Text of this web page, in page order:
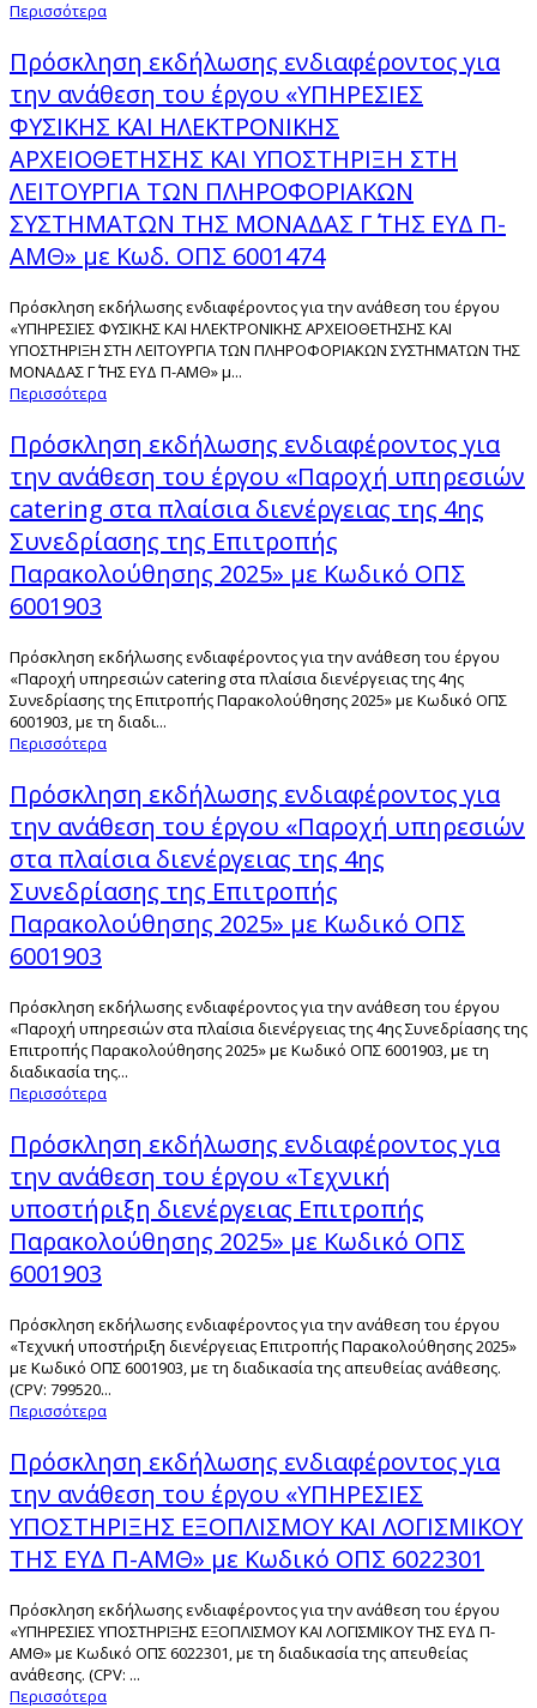
Περισσότερα
Πρόσκληση εκδήλωσης ενδιαφέροντος για
την ανάθεση του έργου «ΥΠΗΡΕΣΙΕΣ
ΦΥΣΙΚΗΣ ΚΑΙ ΗΛΕΚΤΡΟΝΙΚΗΣ
ΑΡΧΕΙΟΘΕΤΗΣΗΣ ΚΑΙ ΥΠΟΣΤΗΡΙΞΗ ΣΤΗ
ΛΕΙΤΟΥΡΓΙΑ ΤΩΝ ΠΛΗΡΟΦΟΡΙΑΚΩΝ
ΣΥΣΤΗΜΑΤΩΝ ΤΗΣ ΜΟΝΑΔΑΣ Γ΄ ΤΗΣ ΕΥΔ Π-
ΑΜΘ» με Κωδ. ΟΠΣ 6001474
Πρόσκληση εκδήλωσης ενδιαφέροντος για την ανάθεση του έργου
«ΥΠΗΡΕΣΙΕΣ ΦΥΣΙΚΗΣ ΚΑΙ ΗΛΕΚΤΡΟΝΙΚΗΣ ΑΡΧΕΙΟΘΕΤΗΣΗΣ ΚΑΙ
ΥΠΟΣΤΗΡΙΞΗ ΣΤΗ ΛΕΙΤΟΥΡΓΙΑ ΤΩΝ ΠΛΗΡΟΦΟΡΙΑΚΩΝ ΣΥΣΤΗΜΑΤΩΝ ΤΗΣ
ΜΟΝΑΔΑΣ Γ΄ ΤΗΣ ΕΥΔ Π-ΑΜΘ» μ...
Περισσότερα
Πρόσκληση εκδήλωσης ενδιαφέροντος για
την ανάθεση του έργου «Παροχή υπηρεσιών
catering στα πλαίσια διενέργειας της 4ης
Συνεδρίασης της Επιτροπής
Παρακολούθησης 2025» με Κωδικό ΟΠΣ
6001903
Πρόσκληση εκδήλωσης ενδιαφέροντος για την ανάθεση του έργου
«Παροχή υπηρεσιών catering στα πλαίσια διενέργειας της 4ης
Συνεδρίασης της Επιτροπής Παρακολούθησης 2025» με Κωδικό ΟΠΣ
6001903, με τη διαδι...
Περισσότερα
Πρόσκληση εκδήλωσης ενδιαφέροντος για
την ανάθεση του έργου «Παροχή υπηρεσιών
στα πλαίσια διενέργειας της 4ης
Συνεδρίασης της Επιτροπής
Παρακολούθησης 2025» με Κωδικό ΟΠΣ
6001903
Πρόσκληση εκδήλωσης ενδιαφέροντος για την ανάθεση του έργου
«Παροχή υπηρεσιών στα πλαίσια διενέργειας της 4ης Συνεδρίασης της
Επιτροπής Παρακολούθησης 2025» με Κωδικό ΟΠΣ 6001903, με τη
διαδικασία της...
Περισσότερα
Πρόσκληση εκδήλωσης ενδιαφέροντος για
την ανάθεση του έργου «Τεχνική
υποστήριξη διενέργειας Επιτροπής
Παρακολούθησης 2025» με Κωδικό ΟΠΣ
6001903
Πρόσκληση εκδήλωσης ενδιαφέροντος για την ανάθεση του έργου
«Τεχνική υποστήριξη διενέργειας Επιτροπής Παρακολούθησης 2025»
με Κωδικό ΟΠΣ 6001903, με τη διαδικασία της απευθείας ανάθεσης.
(CPV: 799520...
Περισσότερα
Πρόσκληση εκδήλωσης ενδιαφέροντος για
την ανάθεση του έργου «ΥΠΗΡΕΣΙΕΣ
ΥΠΟΣΤΗΡΙΞΗΣ ΕΞΟΠΛΙΣΜΟΥ ΚΑΙ ΛΟΓΙΣΜΙΚΟΥ
ΤΗΣ ΕΥΔ Π-ΑΜΘ» με Κωδικό ΟΠΣ 6022301
Πρόσκληση εκδήλωσης ενδιαφέροντος για την ανάθεση του έργου
«ΥΠΗΡΕΣΙΕΣ ΥΠΟΣΤΗΡΙΞΗΣ ΕΞΟΠΛΙΣΜΟΥ ΚΑΙ ΛΟΓΙΣΜΙΚΟΥ ΤΗΣ ΕΥΔ Π-
ΑΜΘ» με Κωδικό ΟΠΣ 6022301, με τη διαδικασία της απευθείας
ανάθεσης. (CPV: ...
Περισσότερα